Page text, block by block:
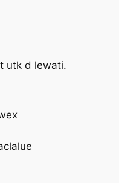
utk d lewati.